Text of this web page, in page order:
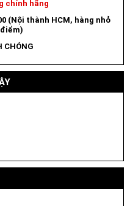
chính hãng
(Nội thành HCM, hàng nhỏ
CHÓNG